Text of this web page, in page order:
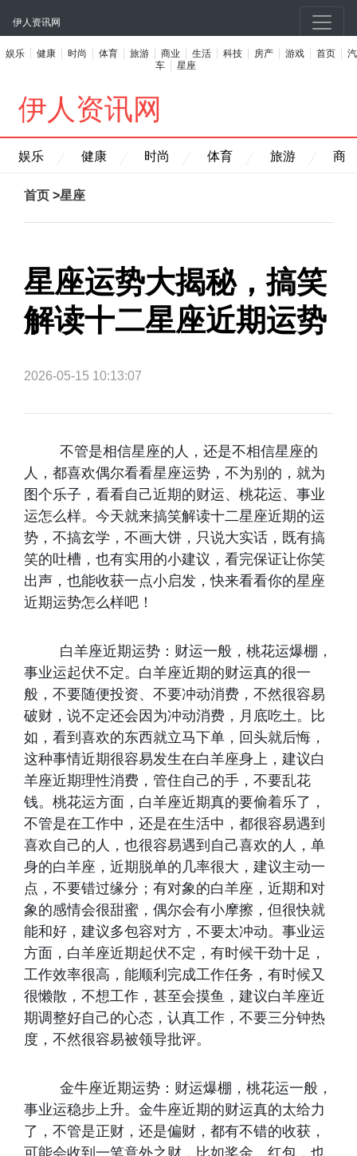
伊人资讯网
娱乐 健康 时尚 体育 旅游 商业 生活 科技 房产 游戏 首页
汽
车
星座
伊人资讯网
娱乐 健康 时尚 体育 旅游 商
首页 >星座
星座运势大揭秘，搞笑
解读十二星座近期运势
2026-05-15 10:13:07
不管是相信星座的人，还是不相信星座的
人，都喜欢偶尔看看星座运势，不为别的，就为
图个乐子，看看自己近期的财运、桃花运、事业
运怎么样。今天就来搞笑解读十二星座近期的运
势，不搞玄学，不画大饼，只说大实话，既有搞
笑的吐槽，也有实用的小建议，看完保证让你笑
出声，也能收获一点小启发，快来看看你的星座
近期运势怎么样吧！
白羊座近期运势：财运一般，桃花运爆棚，
事业运起伏不定。白羊座近期的财运真的很一
般，不要随便投资、不要冲动消费，不然很容易
破财，说不定还会因为冲动消费，月底吃土。比
如，看到喜欢的东西就立马下单，回头就后悔，
这种事情近期很容易发生在白羊座身上，建议白
羊座近期理性消费，管住自己的手，不要乱花
钱。桃花运方面，白羊座近期真的要偷着乐了，
不管是在工作中，还是在生活中，都很容易遇到
喜欢自己的人，也很容易遇到自己喜欢的人，单
身的白羊座，近期脱单的几率很大，建议主动一
点，不要错过缘分；有对象的白羊座，近期和对
象的感情会很甜蜜，偶尔会有小摩擦，但很快就
能和好，建议多包容对方，不要太冲动。事业运
方面，白羊座近期起伏不定，有时候干劲十足，
工作效率很高，能顺利完成工作任务，有时候又
很懒散，不想工作，甚至会摸鱼，建议白羊座近
期调整好自己的心态，认真工作，不要三分钟热
度，不然很容易被领导批评。
金牛座近期运势：财运爆棚，桃花运一般，
事业运稳步上升。金牛座近期的财运真的太给力
了，不管是正财，还是偏财，都有不错的收获，
可能会收到一笔意外之财，比如奖金、红包，也